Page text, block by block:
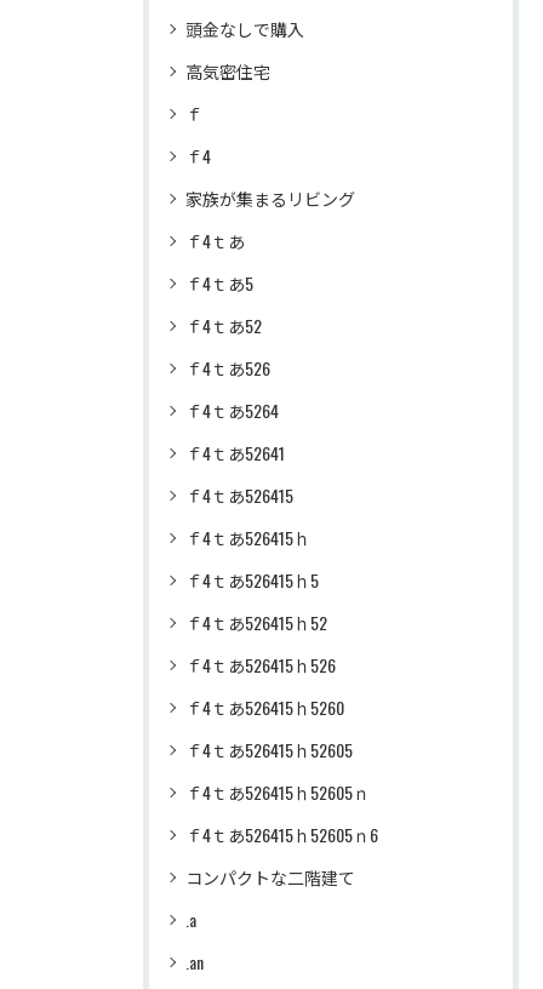
頭金なしで購入
高気密住宅
ｆ
ｆ4
家族が集まるリビング
ｆ4ｔあ
ｆ4ｔあ5
ｆ4ｔあ52
ｆ4ｔあ526
ｆ4ｔあ5264
ｆ4ｔあ52641
ｆ4ｔあ526415
ｆ4ｔあ526415ｈ
ｆ4ｔあ526415ｈ5
ｆ4ｔあ526415ｈ52
ｆ4ｔあ526415ｈ526
ｆ4ｔあ526415ｈ5260
ｆ4ｔあ526415ｈ52605
ｆ4ｔあ526415ｈ52605ｎ
ｆ4ｔあ526415ｈ52605ｎ6
コンパクトな二階建て
.a
.an